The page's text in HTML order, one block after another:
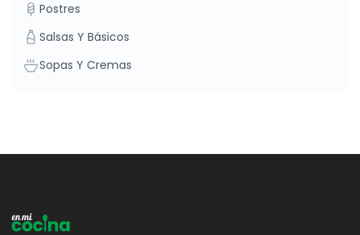
Postres
Salsas Y Básicos
Sopas Y Cremas